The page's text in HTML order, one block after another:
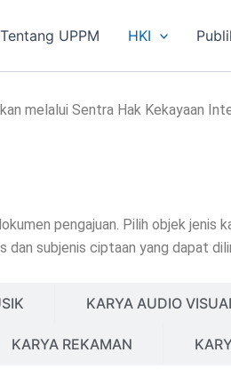
Tentang UPPM HKI
melalui Sentra Hak Kekayaan
pengajuan. Pilih objek jenis
dan subjenis ciptaan yang dapat
KARYA AUDIO
KARYA REKAMAN